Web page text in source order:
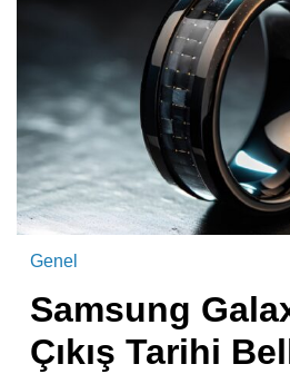
Genel
Samsung
Çıkış Tarihi